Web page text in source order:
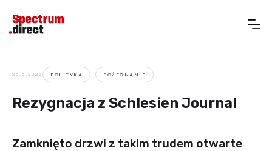
25.6.2025 POLITYKA POŻEGNANIE
Rezygnacja z Schlesien Journal
Zamknięto drzwi z takim trudem otwarte